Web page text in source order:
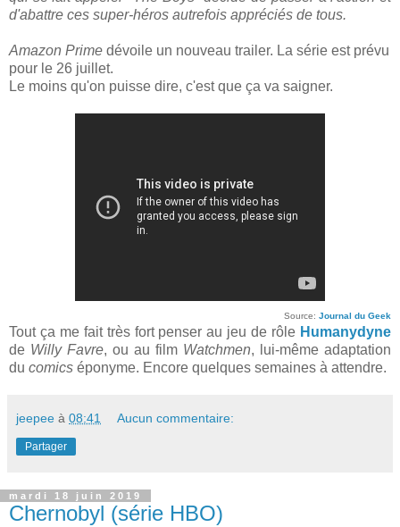
d'abattre ces super-héros autrefois appréciés de tous.
Amazon Prime dévoile un nouveau trailer. La série est prévu
pour le 26 juillet.
Le moins qu'on puisse dire, c'est que ça va saigner.
Source: Journal du Geek
Tout ça me fait très fort penser au jeu de rôle Humanydyne
de Willy Favre, ou au film Watchmen, lui-même adaptation
du comics éponyme. Encore quelques semaines à attendre.
jeepee à 08:41 Aucun commentaire:
Partager
mardi 18 juin 2019
Chernobyl (série HBO)